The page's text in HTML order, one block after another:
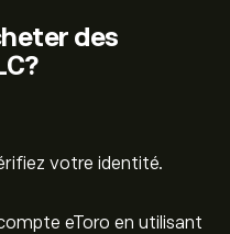
des
votre identité.
eToro en utilisant